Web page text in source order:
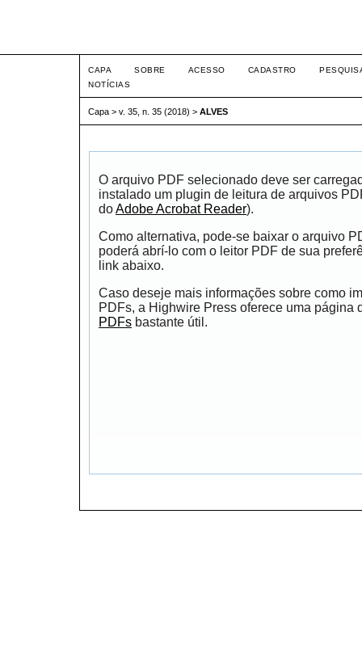
CAPA SOBRE ACESSO CADASTRO
NOTÍCIAS
Capa > v. 35, n. 35 (2018) > ALVES
O arquivo PDF selecionado deve ser
instalado um plugin de leitura de arquivos
doAdobe Acrobat Reader).
Como alternativa, pode-se baixar o arquivo
poderá abrí-lo com o leitor PDF de sua
link abaixo.
Caso deseje mais informações sobre como
PDFs, a Highwire Press oferece uma página
PDFs bastante útil.